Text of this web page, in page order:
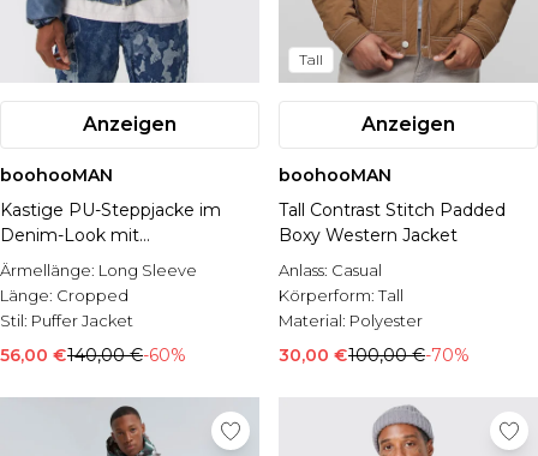
Anzeigen
boohooMAN
Kastige PU-Steppjacke im
Denim-Look mit
Trichterkragen
Ärmellänge: Long Sleeve
Länge: Cropped
Stil: Puffer Jacket
56,00 €140,00 €-60%
Tall
Anzeigen
boohooMAN
Tall Contrast Stitch Padded
Boxy Western Jacket
Anlass: Casual
Körperform:Tall
Material: Polyester
30,00 €100,00 €-70%